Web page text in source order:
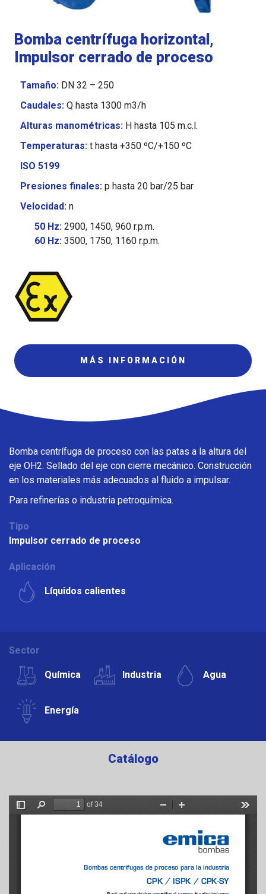
Bomba centrífuga horizontal,
Impulsor cerrado de proceso
Tamaño:DN 32 ÷ 250
Caudales:Q hasta 1300 m3/h
Alturas manométricas:H hasta 105 m.c.l.
Temperaturas:t hasta +350 ºC/+150 ºC
ISO 5199
Presiones finales:p hasta 20 bar/25 bar
Velocidad:n
50 Hz:2900, 1450, 960 r.p.m.
60 Hz:3500, 1750, 1160 r.p.m.
MÁS INFORMACIÓN
Bomba centrífuga de proceso con las patas a la altura del
eje OH2. Sellado del eje con cierre mecánico. Construcción
en los materiales más adecuados al fluido a impulsar.
Para refinerías o industria petroquímica.
Tipo
Impulsor cerrado de proceso
Aplicación
Líquidos calientes
Sector
Química Industria Agua
Energía
Catálogo